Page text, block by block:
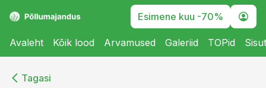
Esimene kuu -70%
Avaleht Kõik lood Arvamused Galeriid TOPid
Tagasi